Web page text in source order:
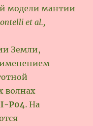
модели мантии
et al.,
Земли,
волнах
P04. На